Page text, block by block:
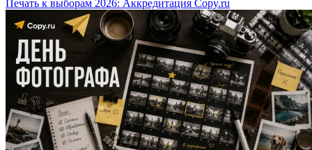
Печать к выборам 2026: Аккредитация Copy.ru